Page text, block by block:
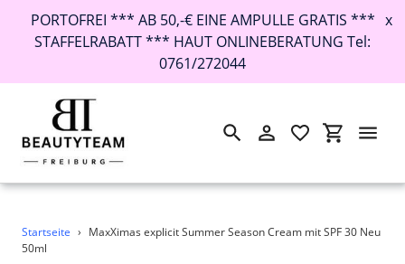
Direkt
zum
PORTOFREI *** AB 50,-€ EINE AMPULLE GRATIS ***
STAFFELRABATT *** HAUT ONLINEBERATUNG Tel:
0761/272044
x
SuchenEinloggen
Startseite › MaxXimas explicit Summer Season Cream mit SPF 30 Neu
50ml